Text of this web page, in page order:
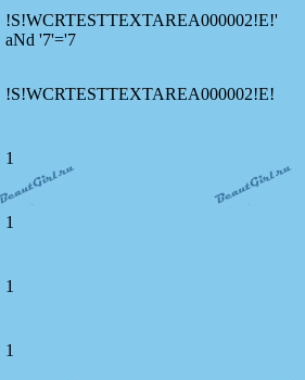
!S!WCRTESTTEXTAREA000002!E!'
aNd '7'='7
!S!WCRTESTTEXTAREA000002!E!
1
1
1
1